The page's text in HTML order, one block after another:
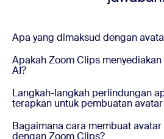
Apa yang dimaksud dengan
Apakah Zoom Clips
AI?
Langkah-langkah perlindungan
terapkan untuk pembuatan avatar
Bagaimana cara membuat avatar
dengan Zoom Clips?